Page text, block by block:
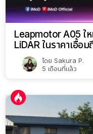
Leapmotor A05 ใ
LiDAR ในราคาเอื้อม
โดย Sakura P.
5 เดือนที่แล้ว